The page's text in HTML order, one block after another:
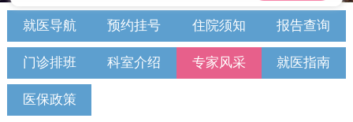
就医导航 预约挂号 住院须知 报告查询
门诊排班 科室介绍 专家风采 就医指南
医保政策